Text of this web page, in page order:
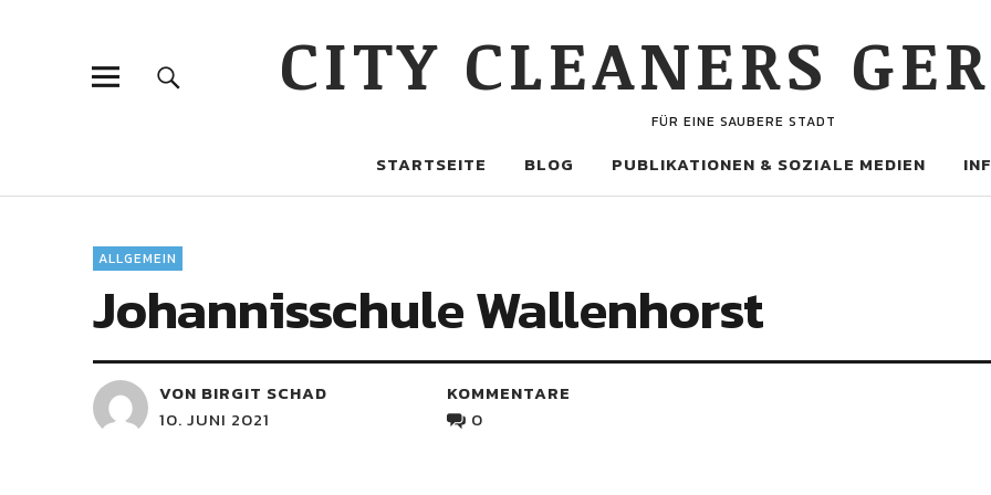
CITY CLEANERS
FÜR EINE SAUBERE STADT
STARTSEITE BLOG PUBLIKATIONEN & SOZIALE MEDIEN
ALLGEMEIN
Johannisschule Wallenhorst
VON BIRGIT SCHAD
10. JUNI 2021
KOMMENTARE
0